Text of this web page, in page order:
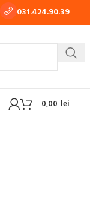
031.424.90.39
0,00 lei